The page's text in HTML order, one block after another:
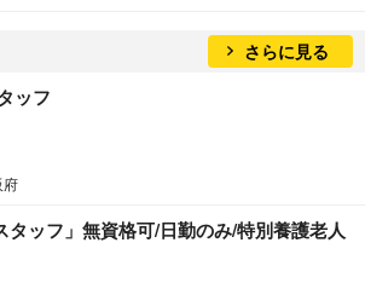
さらに見る
ッフ
府
タッフ」無資格可/日勤のみ/特別養護老人